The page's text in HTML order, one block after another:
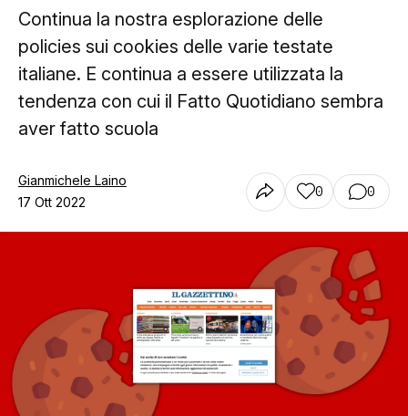
Chi siamo
Contatti
Continua la nostra esplorazione delle
policies sui cookies delle varie testate
italiane. E continua a essere utilizzata la
tendenza con cui il Fatto Quotidiano sembra
aver fatto scuola
Gianmichele Laino
17 Ott 2022
0 0